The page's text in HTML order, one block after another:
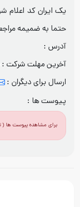
یک ایران کد
حتما به ضمیمه
آدرس :
آخرین مهلت شرکت :
ارسال برای دیگران :
پیوست ها :
برای مشاهده پیوست ها (